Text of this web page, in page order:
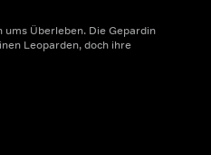
Überleben. Die Gepardin
Leoparden, doch ihre